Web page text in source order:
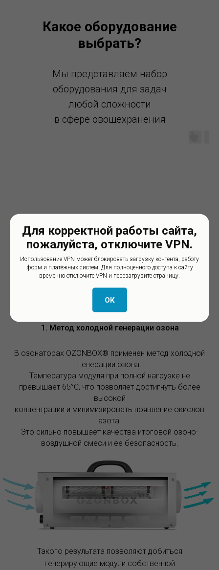
Какое оборудование
выбрать?
Мы представляем набор
оборудования для задач
любой сложности
в сфере овощехранения
Преимущества оборудования
OZONBOX®
1. Метод холодной генерации озона
В озонаторах OZONBOX® применен метод холодной
генерации озона.
Температура модуля при полной нагрузке не
превышает 65°C, что позволяет достигнуть более
высокой
концентрации и минимизировать появление окислов
азота.
Это сильно повышает качества итоговой озоно-
воздушной смеси и ее безопасность.
Такого результата позволяют добиться
генерирующие модули собственной
Для корректной работы сайта,
пожалуйста, отключите VPN.
Использование VPN может блокировать загрузку контента, работу
форм и платёжных систем. Для полноценного доступа к сайту
временно отключите VPN и перезагрузите страницу.
ОК